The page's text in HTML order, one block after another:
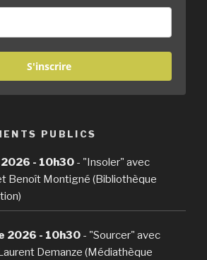
S'inscrire
PUBLICS
- 10h30 - "Insoler" avec
Benoît Montigné (Bibliothèque
2026 - 10h30 - "Sourcer" avec
Demanze (Médiathèque